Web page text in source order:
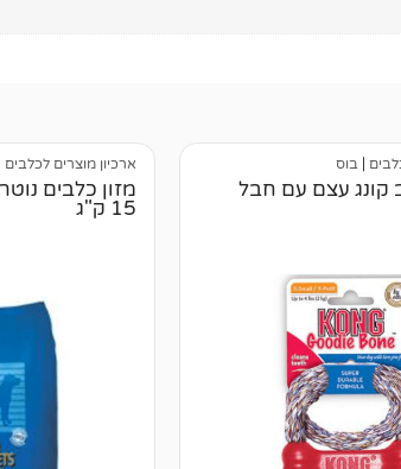
| בוס
קונג עצם עם חבל
ארכיון מוצרים לכלבים
מזון כלבים
15 ק"ג